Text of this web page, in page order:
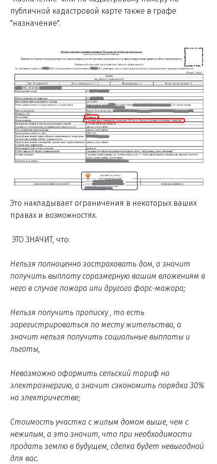
публичной кадастровой карте также в графе
"назначение".
Это накладывает ограничения в некоторых ваших
правах и возможностях.
ЭТО ЗНАЧИТ, что:
Нельзя полноценно застраховать дом, а значит
получить выплату соразмерную вашим вложениям в
него в случае пожара или другого форс-мажора;
Нельзя получить прописку , то есть
зарегистрироваться по месту жительства, а
значит нельзя получить социальные выплаты и
льготы,
Невозможно оформить сельский тариф на
электроэнергию, а значит сэкономить порядка 30%
на электричестве;
Стоимость участка с жилым домом выше, чем с
нежилым, а это значит, что при необходимости
продать землю в будущем, сделка будет невыгодной
для вас.